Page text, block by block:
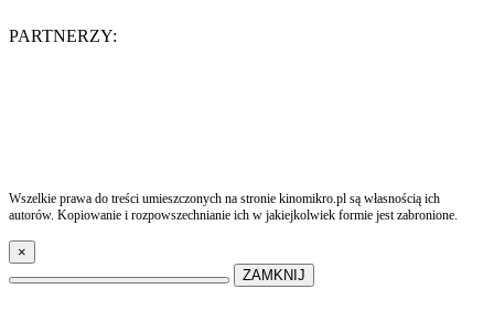
PARTNERZY:
Wszelkie prawa do treści umieszczonych na stronie kinomikro.pl są własnością ich
autorów. Kopiowanie i rozpowszechnianie ich w jakiejkolwiek formie jest zabronione.
×
ZAMKNIJ